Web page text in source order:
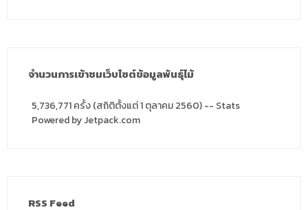
จำนวนการเข้าชมเว็บไซต์ข้อมูลพันธุ์ไม้
5,736,771 ครั้ง (สถิติตั้งแต่ 1 ตุลาคม 2560) -- Stats
Powered by Jetpack.com
RSS Feed